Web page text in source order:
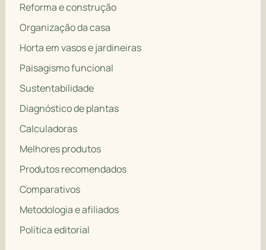
Reforma e construção
Organização da casa
Horta em vasos e jardineiras
Paisagismo funcional
Sustentabilidade
Diagnóstico de plantas
Calculadoras
Melhores produtos
Produtos recomendados
Comparativos
Metodologia e afiliados
Política editorial